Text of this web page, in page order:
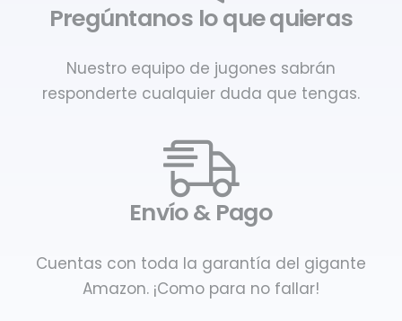
Pregúntanos lo que quieras
Nuestro equipo de jugones sabrán
responderte cualquier duda que tengas.
Envío & Pago
Cuentas con toda la garantía del gigante
Amazon. ¡Como para no fallar!